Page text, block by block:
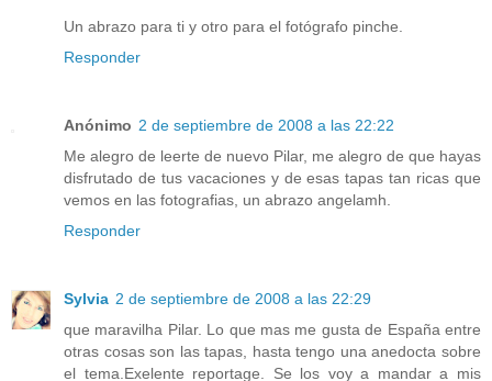
Un abrazo para ti y otro para el fotógrafo pinche.
Responder
Anónimo 2 de septiembre de 2008 a las 22:22
Me alegro de leerte de nuevo Pilar, me alegro de que hayas
disfrutado de tus vacaciones y de esas tapas tan ricas que
vemos en las fotografias, un abrazo angelamh.
Responder
Sylvia 2 de septiembre de 2008 a las 22:29
que maravilha Pilar. Lo que mas me gusta de España entre
otras cosas son las tapas, hasta tengo una anedocta sobre
el tema.Exelente reportage. Se los voy a mandar a mis